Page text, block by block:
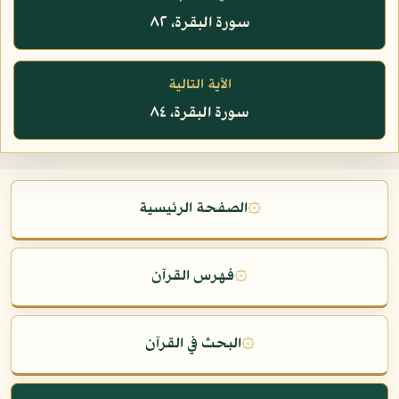
سورة البقرة، ٨٢
الآية التالية
سورة البقرة، ٨٤
۞الصفحة الرئيسية
۞فهرس القرآن
۞البحث في القرآن